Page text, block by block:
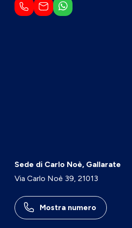
Sede di Carlo Noè, Gallarate
Via Carlo Noè 39, 21013
Mostra numero